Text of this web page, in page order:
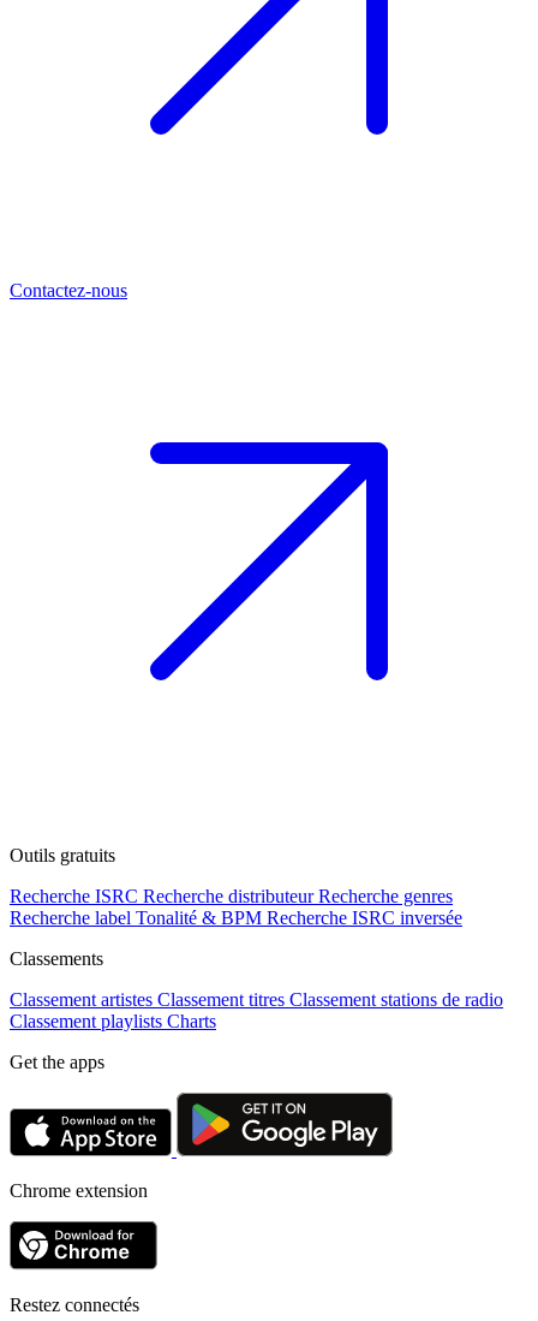
Contactez-nous
Outils gratuits
Recherche ISRC Recherche distributeur Recherche genres
Recherche label Tonalité & BPM Recherche ISRC inversée
Classements
Classement artistes Classement titres Classement stations de radio
Classement playlists Charts
Get the apps
Chrome extension
Restez connectés